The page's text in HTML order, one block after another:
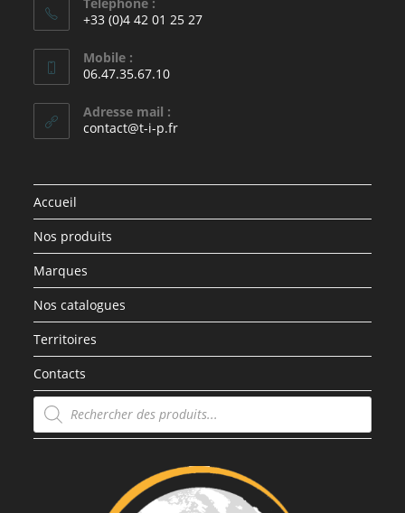
+33 (0)4 42 01 25 27
Mobile :
06.47.35.67.10
Adresse mail :
contact@t-i-p.fr
Accueil
Nos produits
Marques
Nos catalogues
Territoires
Contacts
Recherche
de
produits